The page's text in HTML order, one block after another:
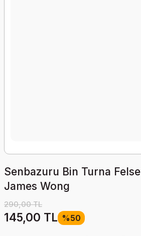
Senbazuru Bin Turna
James Wong
290,00 TL
145,00 TL %50